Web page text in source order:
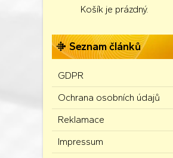
Košík je prázdný.
Seznam článků
GDPR
Ochrana osobních údajů
Reklamace
Impressum